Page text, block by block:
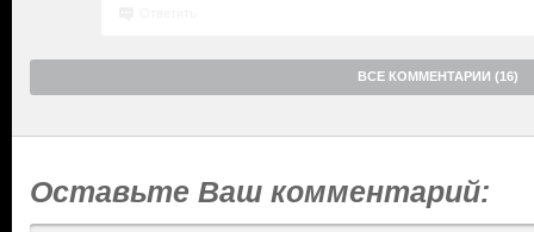
ВСЕ КОММЕНТАРИИ (16)
Оставьте Ваш комментарий: